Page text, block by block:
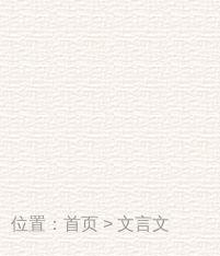
位置：首页>文言文